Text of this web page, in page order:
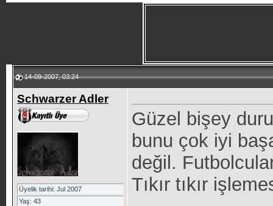
14-09-2007, 03:24
Schwarzer Adler
Üyelik tarihi: Jul 2007
Yaş: 43
Güzel bişey
bunu çok iyi
değil.
Tıkır tıkır